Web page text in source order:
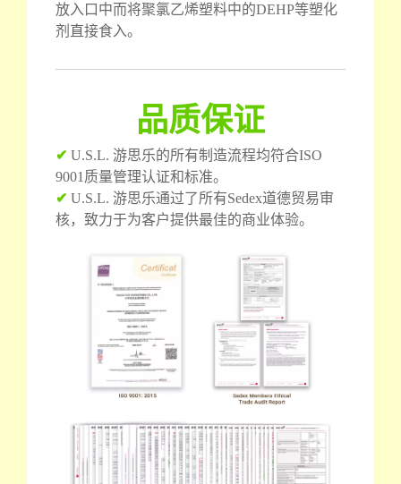
放入口中而将聚氯乙烯塑料中的DEHP等塑化
剂直接食入。
品质保证
✔ U.S.L. 游思乐的所有制造流程均符合ISO
9001质量管理认证和标准。
✔ U.S.L. 游思乐通过了所有Sedex道德贸易审
核，致力于为客户提供最佳的商业体验。